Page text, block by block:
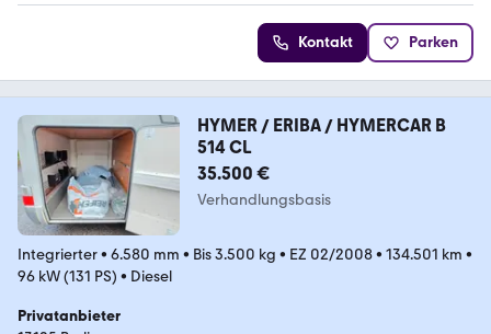
Kontakt Parken
HYMER / ERIBA / HYMERCAR B
514 CL
35.500 €
Verhandlungsbasis
Integrierter• 6.580 mm • Bis 3.500 kg • EZ 02/2008• 134.501 km •
96 kW (131 PS) • Diesel
Privatanbieter